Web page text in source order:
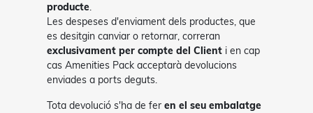
producte.
Les despeses d'enviament dels productes, que
es desitgin canviar o retornar, correran
exclusivament per compte del Client i en cap
cas Amenities Pack acceptarà devolucions
enviades a ports deguts.
Tota devolució s'ha de fer en el seu embalatge